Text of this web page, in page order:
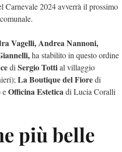
Carnevale 2024 avverrà il prossimo
Vagelli, Andrea Nannoni,
ha stabilito in questo ordine
di Sergio Tottial villaggio
La Boutique del Fioredi
eOfficina Esteticadi Lucia Coralli
più belle